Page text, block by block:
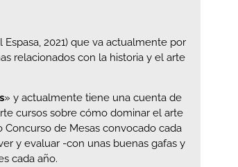
Espasa, 2021) que va actualmente por
relacionados con la historia y el arte
» y actualmente tiene una cuenta de
cursos sobre cómo dominar el arte
de Mesas convocado cada
y evaluar -con unas buenas gafas y
cada año.